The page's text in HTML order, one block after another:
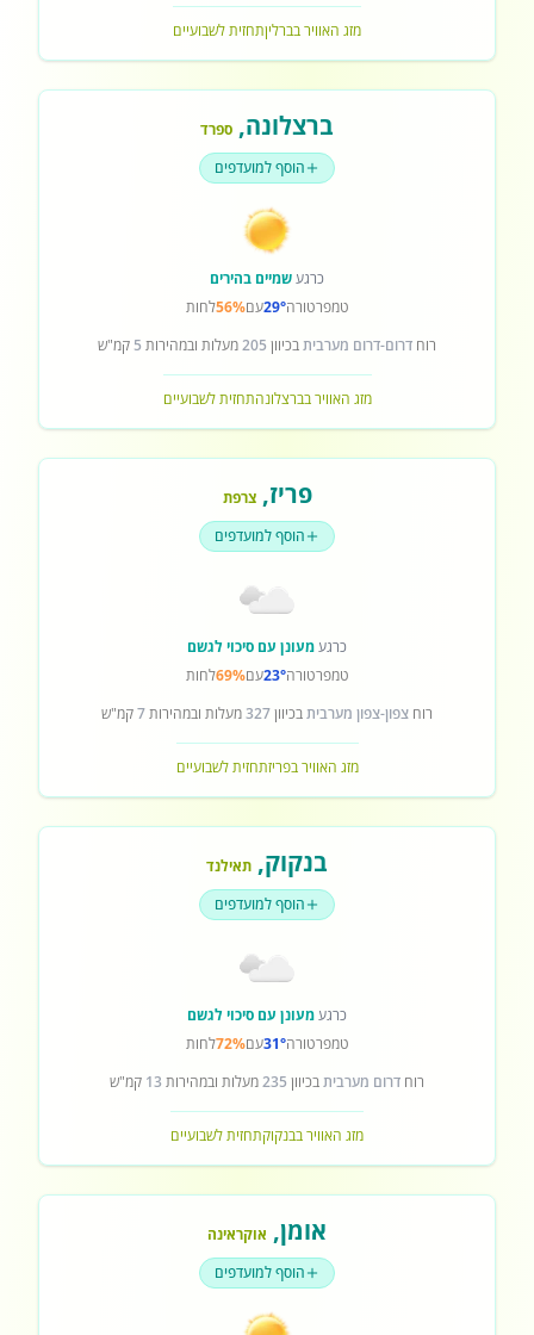
מזג האוויר בברליןתחזית לשבועיים
ברצלונה, ספרד
הוסף למועדפים
כרגעשמיים בהירים
טמפרטורה29°עם56%לחות
רוח דרום-דרום מערביתבכיוון 205מעלות ובמהירות 5 קמ"ש
מזג האוויר בברצלונהתחזית לשבועיים
פריז,צרפת
הוסף למועדפים
כרגעמעונן עם סיכוי לגשם
טמפרטורה23°עם69%לחות
רוח צפון-צפון מערביתבכיוון327מעלות ובמהירות7קמ"ש
מזג האוויר בפריזתחזית לשבועיים
בנקוק, תאילנד
הוסף למועדפים
כרגעמעונן עם סיכוי לגשם
טמפרטורה31°עם72%לחות
רוח דרום מערביתבכיוון 235מעלות ובמהירות 13 קמ"ש
מזג האוויר בבנקוקתחזית לשבועיים
אומן, אוקראינה
הוסף למועדפים